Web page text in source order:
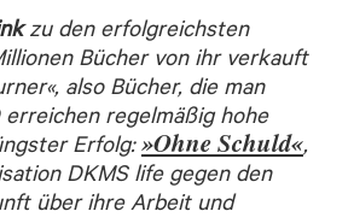
zu den erfolgreichsten
Bücher von ihr verkauft
also Bücher, die man
regelmäßig hohe
Erfolg:»Ohne Schuld«,
DKMS life gegen den
über ihre Arbeit und